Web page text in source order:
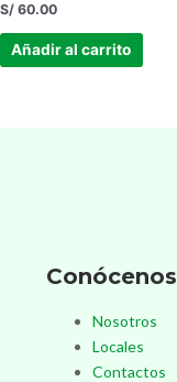
S/ 60.00
Añadir al carrito
Conócenos
Nosotros
Locales
Contactos